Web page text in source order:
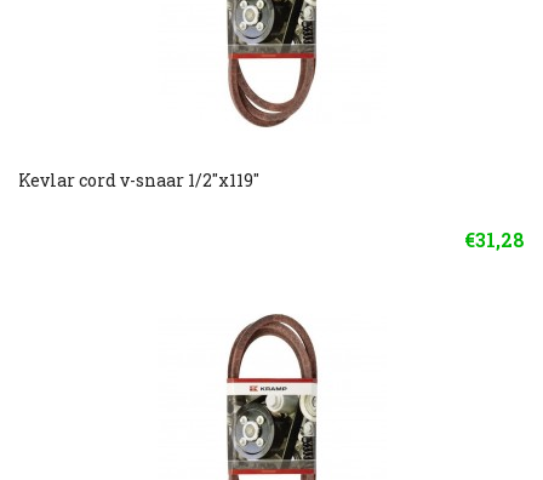
Kevlar cord v-snaar 1/2"x119"
€31,28